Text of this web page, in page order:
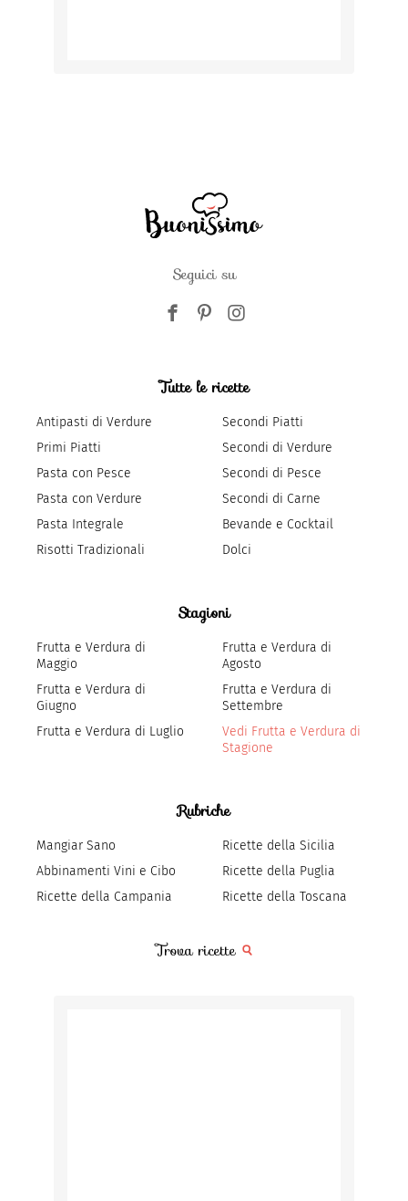
Seguici su
Tutte le ricette
Antipasti di Verdure
Primi Piatti
Pasta con Pesce
Pasta con Verdure
Pasta Integrale
Risotti Tradizionali
Secondi Piatti
Secondi di Verdure
Secondi di Pesce
Secondi di Carne
Bevande e Cocktail
Dolci
Stagioni
Frutta e Verdura di
Maggio
Frutta e Verdura di
Giugno
Frutta e Verdura di Luglio
Frutta e Verdura di
Agosto
Frutta e Verdura di
Settembre
Vedi Frutta e Verdura di
Stagione
Rubriche
Mangiar Sano
Abbinamenti Vini e Cibo
Ricette della Campania
Ricette della Sicilia
Ricette della Puglia
Ricette della Toscana
Trova ricette